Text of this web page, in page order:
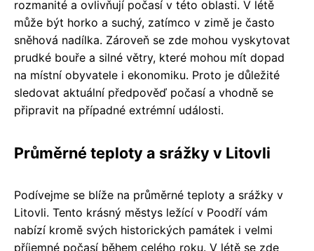
rozmanité a ovlivňují počasí v této oblasti. V létě
může být horko a suchý, zatímco v zimě je často
sněhová nadílka. Zároveň se zde mohou vyskytovat
prudké bouře a silné větry, které mohou mít dopad
na místní obyvatele i ekonomiku. Proto je důležité
sledovat aktuální předpověď počasí a vhodně se
připravit na případné extrémní události.
Průměrné teploty a srážky v Litovli
Podívejme se blíže na průměrné teploty a srážky v
Litovli. Tento krásný městys ležící v Poodří vám
nabízí kromě svých historických památek i velmi
příjemné počasí během celého roku. V létě se zde